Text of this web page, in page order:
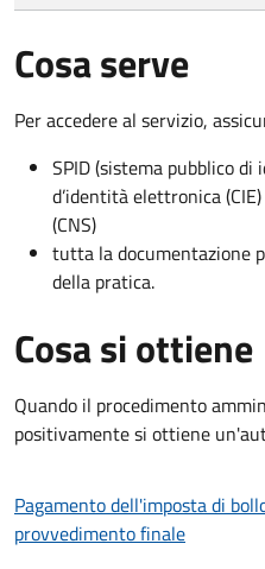
Cosa serve
Per accedere al servizio,
SPID (sistema pubblico
d’identità elettronica
(CNS)
tutta la documentazione
della pratica.
Cosa si ottiene
Quando il procedimento
positivamente si ottiene
Pagamento dell'imposta di
provvedimento finale